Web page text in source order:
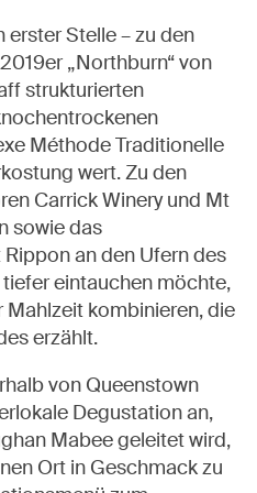
erster Stelle – zu den
„Northburn“ von
strukturierten
Méthode Traditionelle
wert. Zu den
Carrick Winery und Mt
sowie das
an den Ufern des
eintauchen möchte,
Mahlzeit kombinieren, die
erzählt.
von Queenstown
Degustation an,
Mabee geleitet wird,
Ort in Geschmack zu